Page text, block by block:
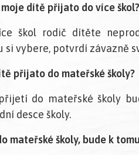
dítě přijato do více škol?
škol rodič dítěte
si vybere, potvrdí závazně
přijato do mateřské školy?
do mateřské školy
desce školy.
mateřské školy, bude k